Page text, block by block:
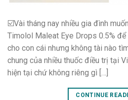
☑️Vài tháng nay nhiều gia đình
Timolol Maleat Eye Drops 0.5% để
cho con cái nhưng không tài nào
chung của nhiều thuốc điều trị tại
hiện tại chứ không riêng gì […]
CONTINUE